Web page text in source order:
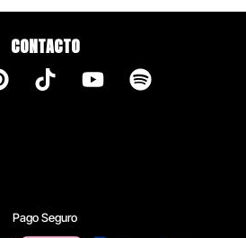
CONTACTO
Pago Seguro